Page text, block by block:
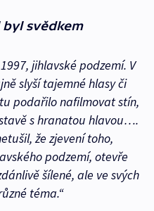
svědkem
jihlavské podzemí. V
slyší tajemné hlasy či
podařilo nafilmovat stín,
s hranatou hlavou….
že zjevení toho,
podzemí, otevře
šílené, ale ve svých
téma.“